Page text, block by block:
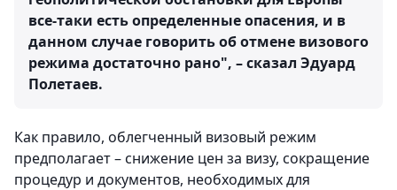
все-таки есть определенные опасения, и в
данном случае говорить об отмене визового
режима достаточно рано", – сказал Эдуард
Полетаев.
Как правило, облегченный визовый режим
предполагает – снижение цен за визу, сокращение
процедур и документов, необходимых для